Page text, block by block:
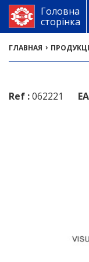
Головна
сторінка
ГЛАВНАЯ ›
Ref :062221